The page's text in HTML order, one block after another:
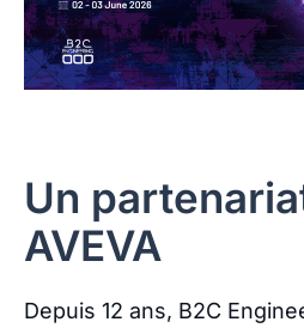
Un
AVEVA
Depuis 12 ans, B2C